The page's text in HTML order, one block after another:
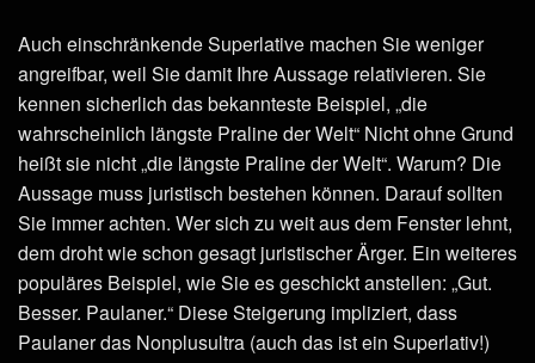
Auch einschränkende Superlative machen Sie weniger
angreifbar, weil Sie damit Ihre Aussage relativieren. Sie
kennen sicherlich das bekannteste Beispiel, „die
wahrscheinlich längste Praline der Welt“ Nicht ohne Grund
heißt sie nicht „die längste Praline der Welt“. Warum? Die
Aussage muss juristisch bestehen können. Darauf sollten
Sie immer achten. Wer sich zu weit aus dem Fenster lehnt,
dem droht wie schon gesagt juristischer Ärger. Ein weiteres
populäres Beispiel, wie Sie es geschickt anstellen: „Gut.
Besser. Paulaner.“ Diese Steigerung impliziert, dass
Paulaner das Nonplusultra (auch das ist ein Superlativ!)